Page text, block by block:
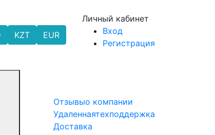
KZT EUR
Личный кабинет
Вход
Регистрация
Отзывыо компании
Удаленнаятехподдержка
Доставка